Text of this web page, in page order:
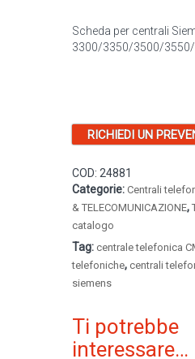
Scheda per centrali
3300/3350/3500/3550/
RICHIEDI UN
COD: 24881
Categorie: Centrali
& TELECOMUNICAZIONE,
catalogo
Tag: centrale telefonica
telefoniche, centrali
siemens
Ti potrebbe
interessare…